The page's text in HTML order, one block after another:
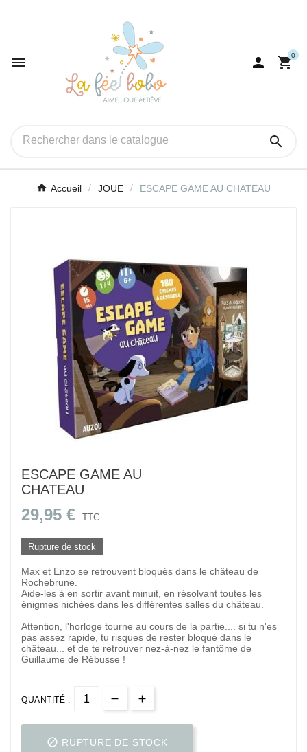
  0

Accueil JOUE ESCAPE GAME AU CHATEAU
ESCAPE GAME AU
CHATEAU
29,95 € TTC
Rupture de stock
Max et Enzo se retrouvent bloqués dans le château de
Rochebrune.
Aide-les à en sortir avant minuit, en résolvant toutes les
énigmes nichées dans les différentes salles du château.
Attention, l'horloge tourne au cours de la partie.... si tu n'es
pas assez rapide, tu risques de rester bloqué dans le
château... et de te retrouver nez-à-nez le fantôme de
Guillaume de Rébusse !
QUANTITÉ :
 RUPTURE DE STOCK